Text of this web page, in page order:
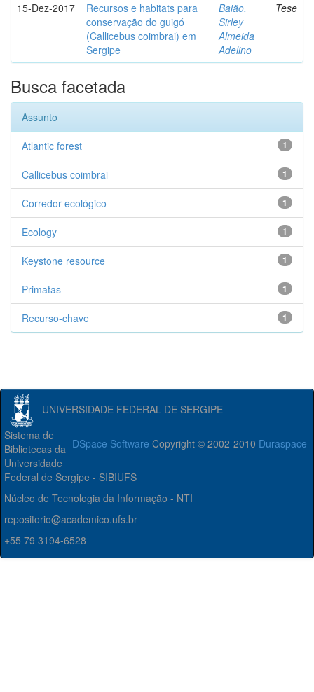
15-Dez-2017
Recursos e habitats para
conservação do guigó
(Callicebus coimbrai) em
Sergipe
Baião,
Sirley
Almeida
Adelino
Tese
Busca facetada
Assunto
1
Atlantic forest
1
Callicebus coimbrai
1
Corredor ecológico
1
Ecology
1
Keystone resource
1
Primatas
1
Recurso-chave
UNIVERSIDADE FEDERAL DE SERGIPE
DSpace Software Copyright © 2002-2010 Duraspace
Sistema de
Bibliotecas da
Universidade
Federal de Sergipe - SIBIUFS
Núcleo de Tecnologia da Informação - NTI
repositorio@academico.ufs.br
+55 79 3194-6528